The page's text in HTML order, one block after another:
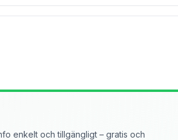
enkelt och tillgängligt – gratis och